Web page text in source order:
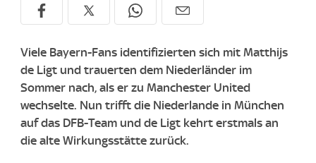
Viele Bayern-Fans identifizierten sich mit Matthijs
de Ligt und trauerten dem Niederländer im
Sommer nach, als er zu Manchester United
wechselte. Nun trifft die Niederlande in München
auf das DFB-Team und de Ligt kehrt erstmals an
die alte Wirkungsstätte zurück.